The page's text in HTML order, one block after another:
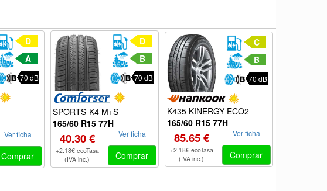
D
A
70 dB
Ver ficha
Comprar
D
B
70 dB
SPORTS-K4 M+S
165/60 R15 77H
40.30 €
+2.18€ ecoTasa
(IVA inc.)
Ver ficha
Comprar
C
B
70 dB
K435 KINERGY ECO2
165/60 R15 77H
85.65 €
+2.18€ ecoTasa
(IVA inc.)
Ver ficha
Comprar